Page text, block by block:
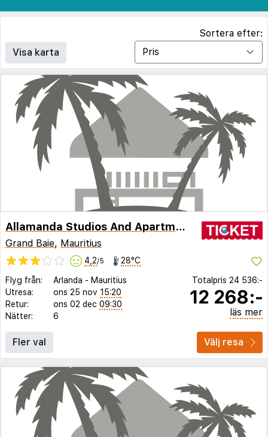
Visa karta
Sortera efter:
Allamanda Studios And Apartments
Grand Baie, Mauritius
4,2/5 28°C
Flyg från: Arlanda - Mauritius
Utresa:
ons 25 nov 15:20
Retur:
ons 02 dec 09:30
Nätter:
6
Totalpris 24 536:-
12 268:-
läs mer
Fler val Välj resa